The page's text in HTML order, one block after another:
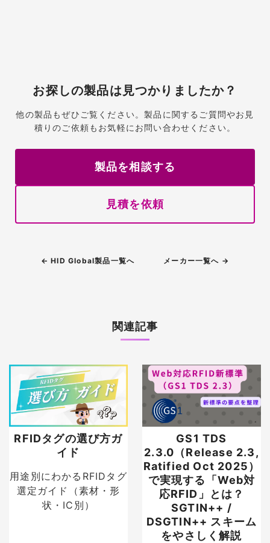
お探しの製品は見つかりましたか？
他の製品もぜひご覧ください。製品に関するご質問やお見
積りのご依頼もお気軽にお問い合わせください。
製品を相談する
見積を依頼
← HID Global製品一覧へ メーカー一覧へ →
関連記事
RFIDタグの選び方ガ
イド
用途別にわかるRFIDタグ
選定ガイド（素材・形
状・IC別）
GS1 TDS
2.3.0（Release 2.3,
Ratified Oct 2025）
で実現する「Web対
応RFID」とは？
SGTIN++ /
DSGTIN++ スキーム
をやさしく解説